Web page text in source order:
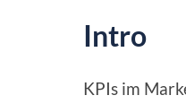
Intro
KPIs im